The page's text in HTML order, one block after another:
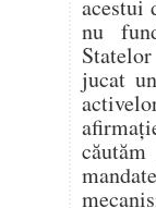
acestui
nu
jucat